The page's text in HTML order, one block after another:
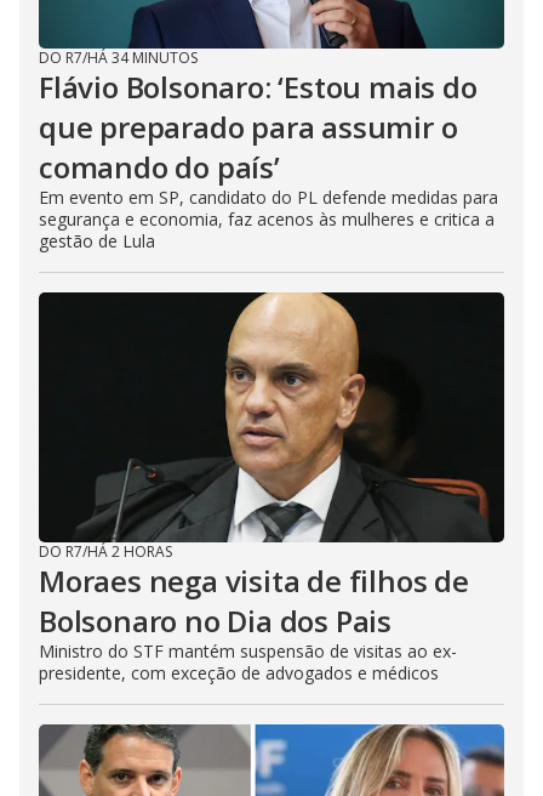
DO R7/HÁ 34 MINUTOS
Flávio Bolsonaro: ‘Estou mais do
que preparado para assumir o
comando do país’
Em evento em SP, candidato do PL defende medidas para
segurança e economia, faz acenos às mulheres e critica a
gestão de Lula
DO R7/HÁ 2 HORAS
Moraes nega visita de filhos de
Bolsonaro no Dia dos Pais
Ministro do STF mantém suspensão de visitas ao ex-
presidente, com exceção de advogados e médicos